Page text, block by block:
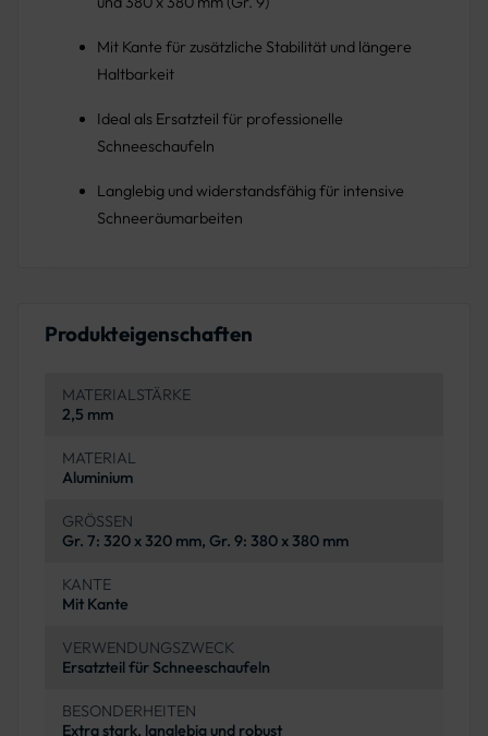
Mit Kante für zusätzliche Stabilität und längere
Haltbarkeit
Ideal als Ersatzteil für professionelle
Schneeschaufeln
Langlebig und widerstandsfähig für intensive
Schneeräumarbeiten
Produkteigenschaften
MATERIALSTÄRKE
2,5 mm
MATERIAL
Aluminium
GRÖSSEN
Gr. 7: 320 x 320 mm, Gr. 9: 380 x 380 mm
KANTE
Mit Kante
VERWENDUNGSZWECK
Ersatzteil für Schneeschaufeln
BESONDERHEITEN
Extra stark, langlebig und robust